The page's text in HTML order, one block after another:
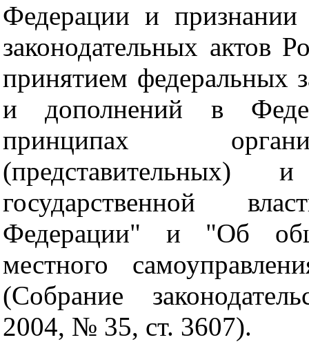
Федерации и
законодательных актов
принятием федеральных
и дополнений в
принципах
(представительных)
государственной
Федерации" и "Об
местного
(Собрание
2004, № 35, ст. 3607).